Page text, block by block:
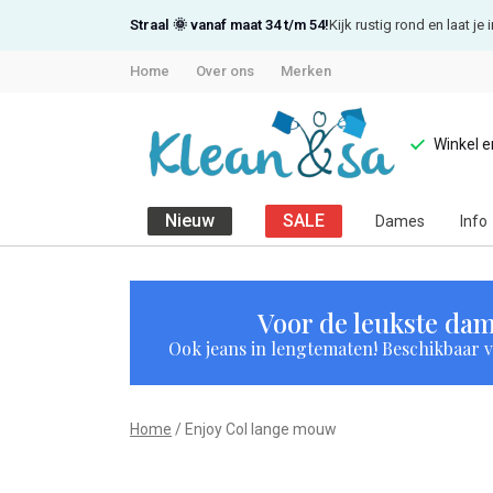
Straal 🌞 vanaf maat 34 t/m 54!Kijk rustig rond en laat je
Home Over ons Merken
Winkel
Nieuw SALE Dames Info
Enjoy
lange
mouw
Voor de leukste
Ook jeans in lengtematen!
Home Enjoy Col lange mouw